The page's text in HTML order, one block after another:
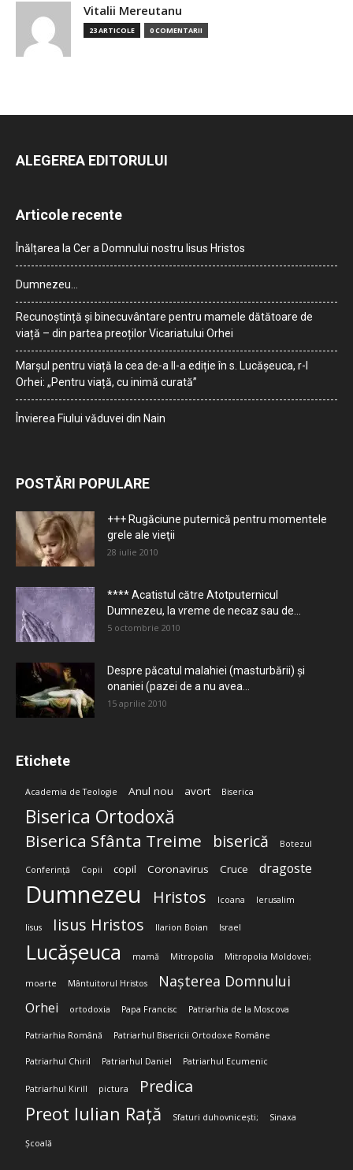
Vitalii Mereutanu
23 ARTICOLE 0 COMENTARII
ALEGEREA EDITORULUI
Articole recente
Înălțarea la Cer a Domnului nostru Iisus Hristos
Dumnezeu…
Recunoștință și binecuvântare pentru mamele dătătoare de
viață – din partea preoților Vicariatului Orhei
Marșul pentru viață la cea de-a II-a ediție în s. Lucășeuca, r-l
Orhei: „Pentru viață, cu inimă curată”
Învierea Fiului văduvei din Nain
POSTĂRI POPULARE
+++ Rugăciune puternică pentru momentele
grele ale vieţii
28 iulie 2010
**** Acatistul către Atotputernicul
Dumnezeu, la vreme de necaz sau de...
5 octombrie 2010
Despre păcatul malahiei (masturbării) şi
onaniei (pazei de a nu avea...
15 aprilie 2010
Etichete
Academia de Teologie Anul nou avort Biserica
Biserica Ortodoxă
Biserica Sfânta Treime biserică Botezul
Conferință Copii copil Coronavirus Cruce dragoste
Dumnezeu Hristos Icoana Ierusalim
Iisus Iisus Hristos Ilarion Boian Israel
Lucășeuca mamă Mitropolia Mitropolia Moldovei;
moarte Mântuitorul Hristos Nașterea Domnului
Orhei ortodoxia Papa Francisc Patriarhia de la Moscova
Patriarhia Română Patriarhul Bisericii Ortodoxe Române
Patriarhul Chiril Patriarhul Daniel Patriarhul Ecumenic
Patriarhul Kirill pictura Predica
Preot Iulian Rață Sfaturi duhovnicești; Sinaxa
Școală